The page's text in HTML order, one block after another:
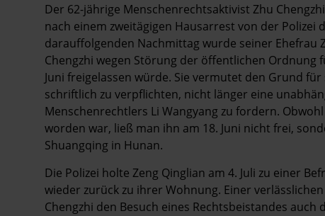
Der 62-jährige Menschenrechtsaktivist Zhu
nach einem zweitägigen Hausarrest von der Polizei
darauffolgenden Nachmittag wurde seiner Ehefrau
Chengzhi wegen Störung der öffentlichen Ordnung
Juni freigelassen würde. Sie vermutet den Grund
schriftlich zu verpflichten, nicht länger eine
Menschenrechtlers Li Wangyang zu fordern.
worden war, ließ man ihn am 18. Juni nicht frei,
Shuangqing in Hunan.
Die Polizei holte Zeng Qinglian am 4. Juli zu einer
wieder zurück zu ihrer Wohnung. Einer
Chengzhi den Besuch eines Rechtsbeistandes